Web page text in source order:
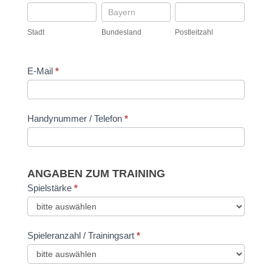
Stadt
Bundesland
Bundesland Postleitzahl
E-Mail *
Handynummer / Telefon *
ANGABEN ZUM TRAINING
Spielstärke *
Spieleranzahl / Trainingsart *